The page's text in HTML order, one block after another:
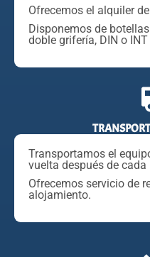
Ofrecemos el alquiler
Disponemos de
doble grifería, DIN o
Transportamos el
vuelta después de cada
Ofrecemos servicio de
alojamiento.